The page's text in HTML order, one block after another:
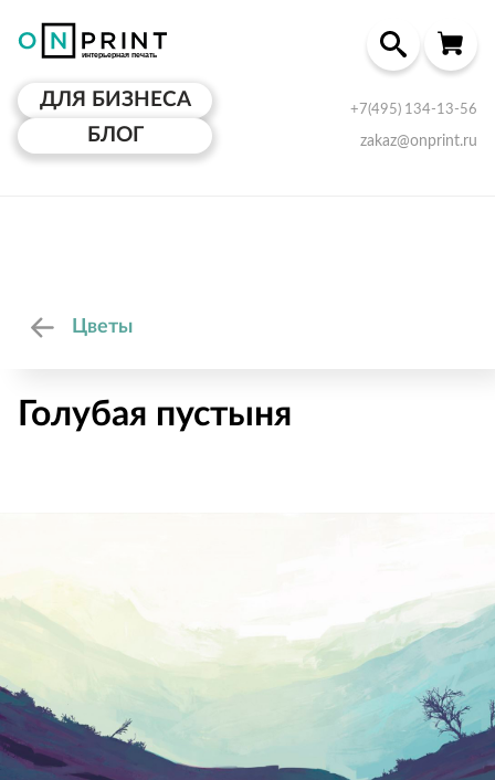
ДЛЯ БИЗНЕСА
БЛОГ
+7(495) 134-13-56
zakaz@onprint.ru
Цветы
Голубая пустыня